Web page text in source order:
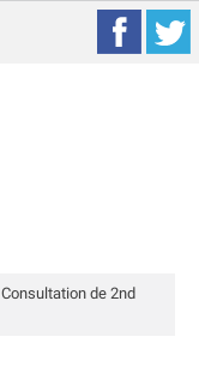
Consultation de 2nd